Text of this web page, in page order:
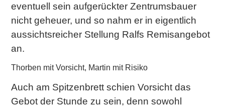
eventuell sein aufgerückter Zentrumsbauer
nicht geheuer, und so nahm er in eigentlich
aussichtsreicher Stellung Ralfs Remisangebot
an.
Thorben mit Vorsicht, Martin mit Risiko
Auch am Spitzenbrett schien Vorsicht das
Gebot der Stunde zu sein, denn sowohl